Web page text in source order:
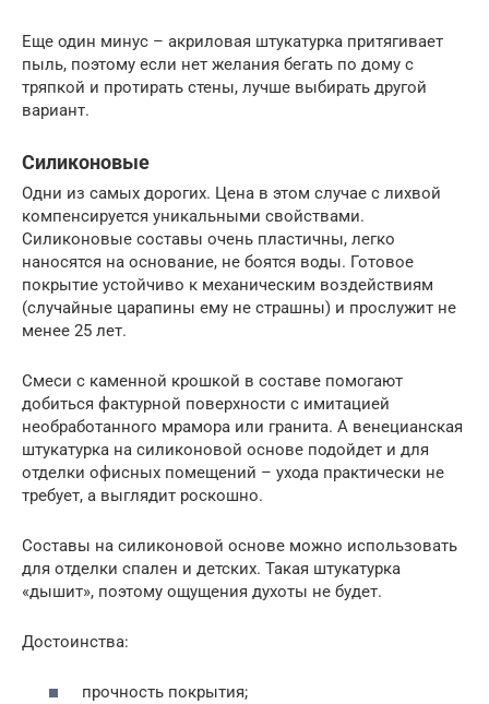
Еще один минус – акриловая штукатурка притягивает
пыль, поэтому если нет желания бегать по дому с
тряпкой и протирать стены, лучше выбирать другой
вариант.
Силиконовые
Одни из самых дорогих. Цена в этом случае с лихвой
компенсируется уникальными свойствами.
Силиконовые составы очень пластичны, легко
наносятся на основание, не боятся воды. Готовое
покрытие устойчиво к механическим воздействиям
(случайные царапины ему не страшны) и прослужит не
менее 25 лет.
Смеси с каменной крошкой в составе помогают
добиться фактурной поверхности с имитацией
необработанного мрамора или гранита. А венецианская
штукатурка на силиконовой основе подойдет и для
отделки офисных помещений – ухода практически не
требует, а выглядит роскошно.
Составы на силиконовой основе можно использовать
для отделки спален и детских. Такая штукатурка
«дышит», поэтому ощущения духоты не будет.
Достоинства:
прочность покрытия;